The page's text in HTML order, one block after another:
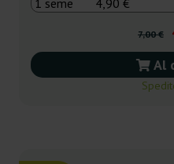
7,00 €
Al